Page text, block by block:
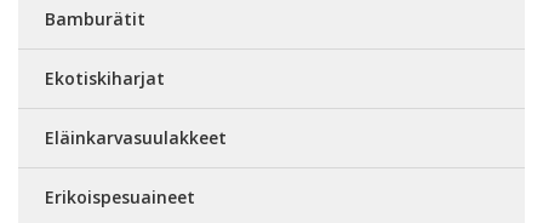
Bamburätit
Ekotiskiharjat
Eläinkarvasuulakkeet
Erikoispesuaineet